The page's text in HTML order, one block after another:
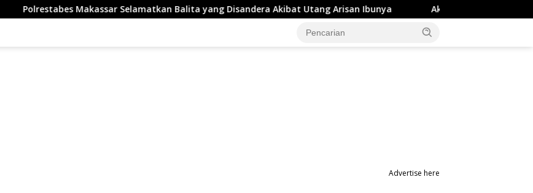
Makassar Selamatkan Balita yang Disandera Akibat Utang Arisan Ibunya Aksi Penyerangan OTK di Studio Gym
Advertise here